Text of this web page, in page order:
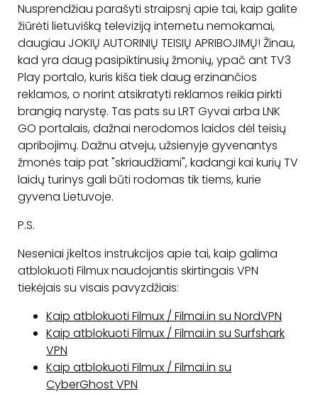
Nusprendžiau parašyti straipsnį apie tai, kaip galite
žiūrėti lietuvišką televiziją internetu nemokamai,
daugiau JOKIŲ AUTORINIŲ TEISIŲ APRIBOJIMŲ! Žinau,
kad yra daug pasipiktinusių žmonių, ypač antTV3
Play portalo, kuris kiša tiek daug erzinančios
reklamos, o norint atsikratyti reklamos reikia pirkti
brangią narystę. Tas pats su LRT Gyvai arba LNK
GO portalais, dažnai nerodomos laidos dėl teisių
apribojimų. Dažnu atveju, užsienyje gyvenantys
žmonės taip pat "skriaudžiami", kadangi kai kurių TV
laidų turinys gali būti rodomas tik tiems, kurie
gyvena Lietuvoje.
P.S.
Neseniai įkeltos instrukcijos apie tai, kaip galima
atblokuoti Filmux naudojantis skirtingais VPN
tiekėjais su visais pavyzdžiais:
Kaip atblokuoti Filmux / Filmai.in su NordVPN
Kaip atblokuoti Filmux / Filmai.in su Surfshark
VPN
Kaip atblokuoti Filmux / Filmai.in su
CyberGhost VPN